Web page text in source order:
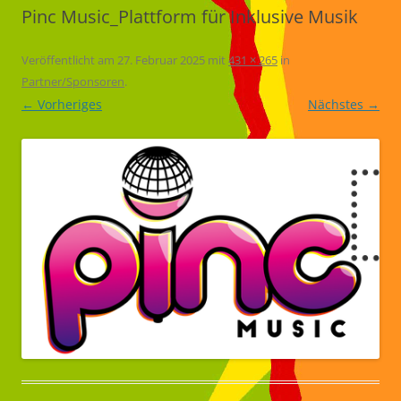
Pinc Music_Plattform für Inklusive Musik
Veröffentlicht am 27. Februar 2025 mit431 × 265 in
Partner/Sponsoren.
← Vorheriges Nächstes →